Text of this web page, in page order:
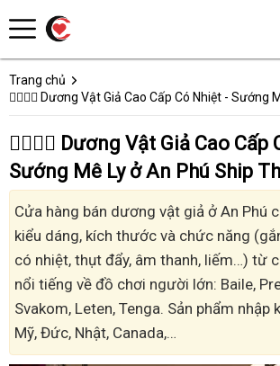
Trang chủ
👩‍❤️‍💋‍👨 Dương Vật Giả Cao Cấp Có Nhiệt - Sướng
👩‍❤️‍💋‍👨 Dương Vật Giả Cao
Sướng Mê Ly ở An Phú Ship
Cửa hàng bán dương vật giả ở An Phú
kiểu dáng, kích thước và chức năng
có nhiệt, thụt đẩy, âm thanh, liếm…) từ
nổi tiếng về đồ chơi người lớn: Baile,
Svakom, Leten, Tenga. Sản phẩm
Mỹ, Đức, Nhật, Canada,…